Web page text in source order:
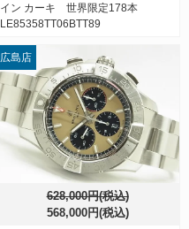
イン カーキ 世界限定178本
LE85358TT06BTT89
628,000円(税込)
568,000円(税込)
広島店